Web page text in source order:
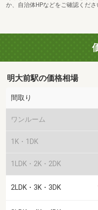
か、自治体HPなどをご確認くださ
明大前駅の価格相場
間取り
ワンルーム
1K・1DK
1LDK・2K・2DK
2LDK・3K・3DK